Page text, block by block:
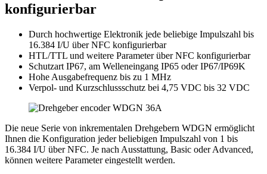
konfigurierbar
Durch hochwertige Elektronik jede beliebige Impulszahl bis
16.384 I/U über NFC konfigurierbar
HTL/TTL und weitere Parameter über NFC konfigurierbar
Schutzart IP67, am Welleneingang IP65 oder IP67/IP69K
Hohe Ausgabefrequenz bis zu 1 MHz
Verpol- und Kurzschlussschutz bei 4,75 VDC bis 32 VDC
Die neue Serie von inkrementalen Drehgebern WDGN ermöglicht
Ihnen die Konfiguration jeder beliebigen Impulszahl von 1 bis
16.384 I/U über NFC. Je nach Ausstattung, Basic oder Advanced,
können weitere Parameter eingestellt werden.